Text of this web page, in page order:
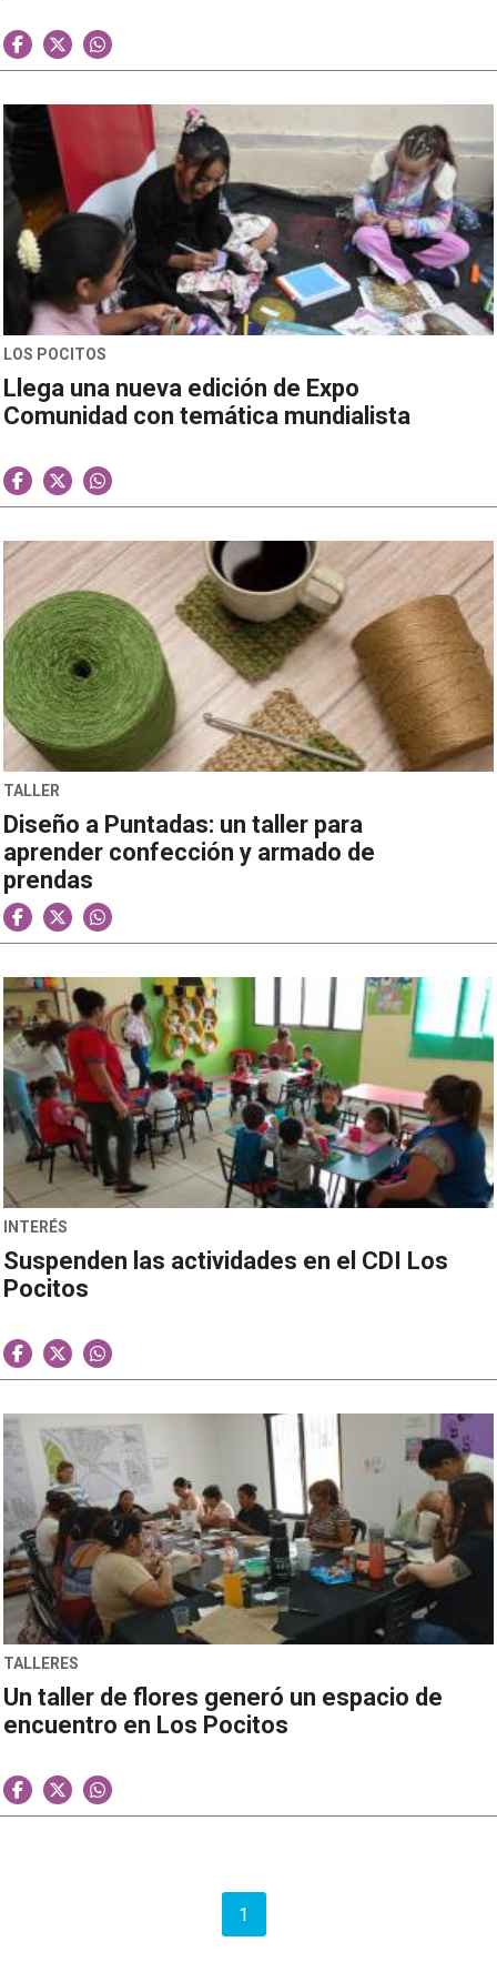
LOS POCITOS
Llega una nueva edición de Expo
Comunidad con temática mundialista
TALLER
Diseño a Puntadas: un taller para
aprender confección y armado de
prendas
INTERÉS
Suspenden las actividades en el CDI Los
Pocitos
TALLERES
Un taller de flores generó un espacio de
encuentro en Los Pocitos
1